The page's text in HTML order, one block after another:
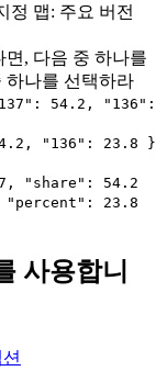
정 맵: 주요 버전
, 다음 중 하나를
하나를 선택하라
54.2, "136":
"136": 23.8 }
"share": 54.2
23.8
사용합니